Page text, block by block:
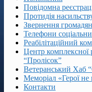
Повідомна
Протидія
Звернення громадян
Телефони
Реабілітаційний
Центр комплексної
“Пролісок”
Ветеранський Хаб
Меморіал «Герої
Контакти